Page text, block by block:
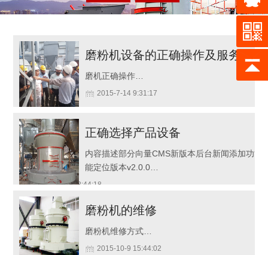
磨粉机设备的正确操作及服务
磨机正确操作…
2015-7-14 9:31:17
正确选择产品设备
内容描述部分向量CMS新版本后台新闻添加功能
能定位版本v2.0.0…
2015-10-9 13:44:18
磨粉机的维修
磨粉机维修方式…
2015-10-9 15:44:02